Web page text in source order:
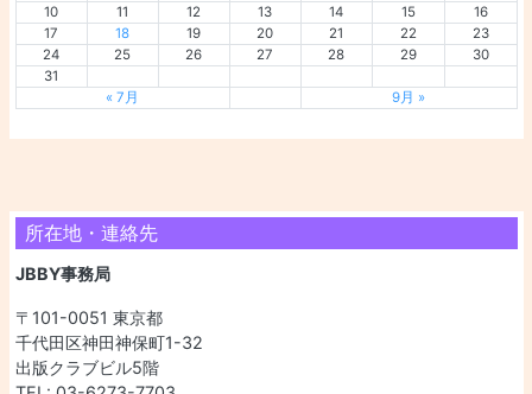
10
11 12 13 14 15
16
17
18 19 20 21 22
23
24
25 26 27 28 29
30
31
« 7月
9月 »
所在地・連絡先
JBBY事務局
〒101-0051 東京都
千代田区神田神保町1-32
出版クラブビル5階